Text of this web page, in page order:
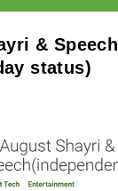
& Speech
status)